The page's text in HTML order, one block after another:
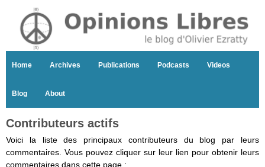
Home Archives Publications Podcasts Videos
Blog About
Contributeurs actifs
Voici la liste des principaux contributeurs du blog par leurs
commentaires. Vous pouvez cliquer sur leur lien pour obtenir leurs
commentaires dans cette page :